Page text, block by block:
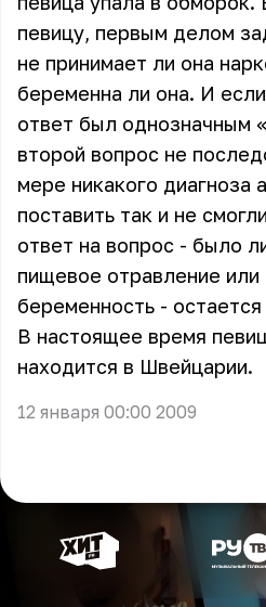
певицу, первым делом
не принимает ли она
беременна ли она. И
ответ был однозначным
второй вопрос не
мере никакого диагноза
поставить так и не
ответ на вопрос - было
пищевое отравление или
беременность -
В настоящее время
находится в Швейцарии.
12 января 00:00 2009